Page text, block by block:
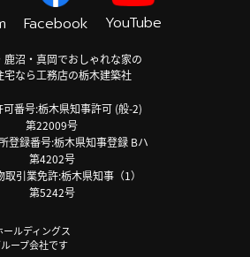
Facebook YouTube
鹿沼・真岡でおしゃれな家の
宅なら工務店の栃木建築社
可番号:栃木県知事許可 (般-2)
第22009号
登録番号:栃木県知事登録 Bハ
第4202号
取引業免許:栃木県知事（1）
第5242号
ルディングス
ープ会社です